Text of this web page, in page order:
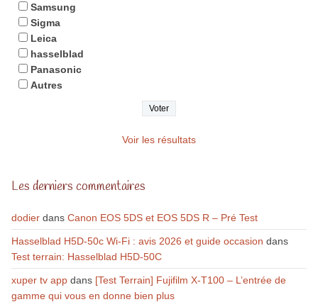
Samsung
Sigma
Leica
hasselblad
Panasonic
Autres
Voir les résultats
Les derniers commentaires
dodierdans Canon EOS 5DS et EOS 5DS R – Pré Test
Hasselblad H5D-50c Wi-Fi : avis 2026 et guide occasion dans
Test terrain: Hasselblad H5D-50C
xuper tv appdans [Test Terrain] Fujifilm X-T100 – L’entrée de
gamme qui vous en donne bien plus